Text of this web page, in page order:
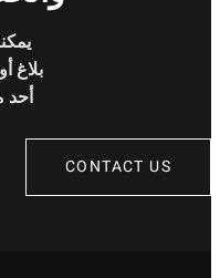
بلاغ
CONTACT US